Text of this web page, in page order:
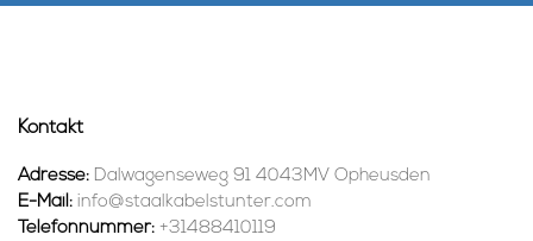
Kontakt
Adresse: Dalwagenseweg 91 4043MV Opheusden
E-Mail: info@staalkabelstunter.com
Telefonnummer: +31488410119